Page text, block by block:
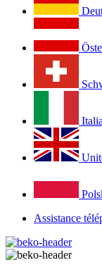
Italia
Assistance